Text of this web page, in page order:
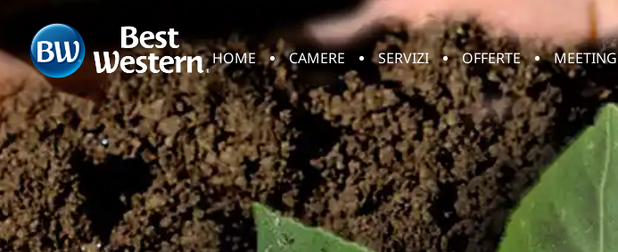
HOME CAMERE SERVIZI OFFERTE MEETING